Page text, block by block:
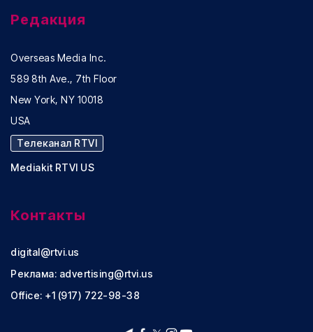
Редакция
Overseas Media Inc.
589 8th Ave., 7th Floor
New York, NY 10018
USA
Телеканал RTVI
Mediakit RTVI US
Контакты
digital@rtvi.us
Реклама: advertising@rtvi.us
Office: +1 (917) 722-98-38